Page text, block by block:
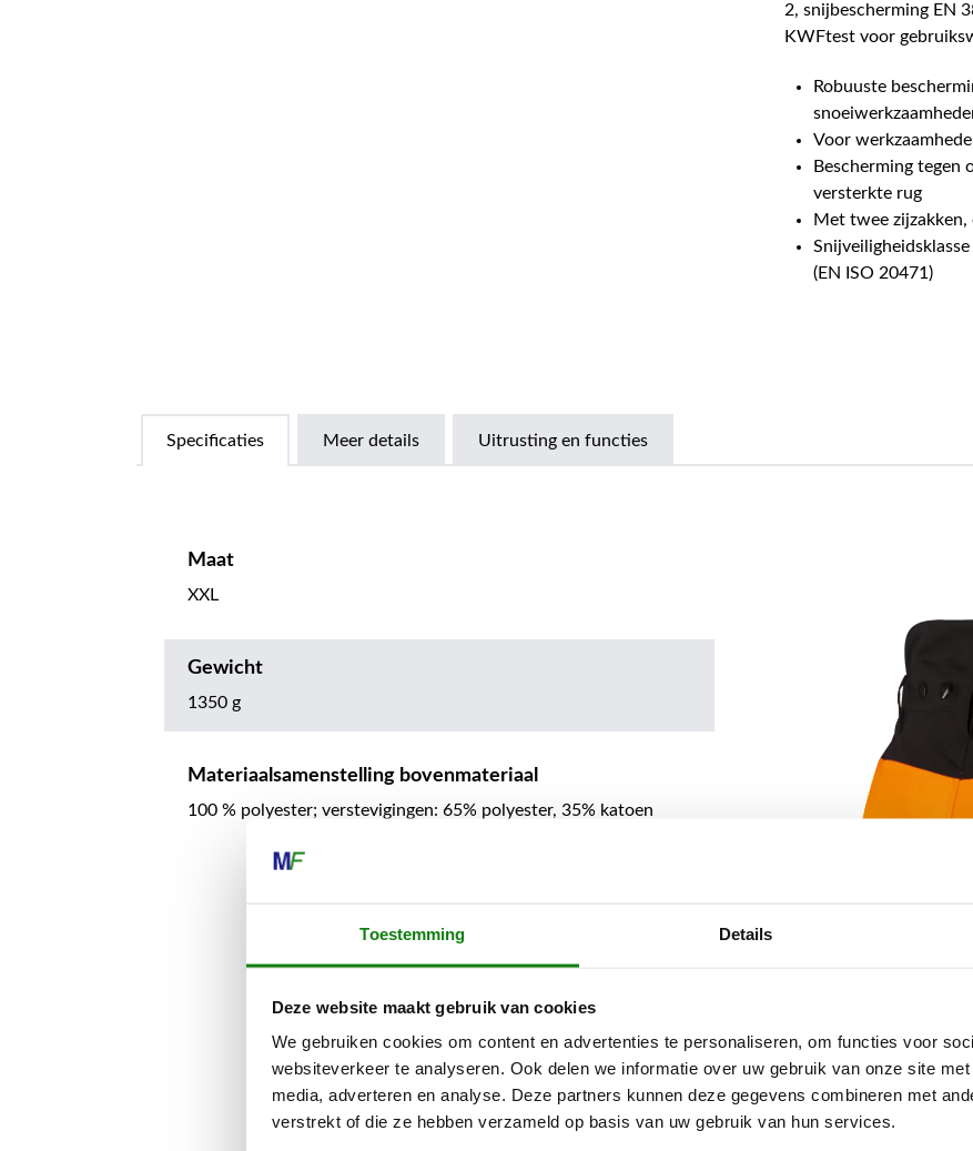
Toestemming Details
Deze website maakt gebruik van cookies
We gebruiken cookies om content en advertenties te personaliseren, om functies voor
websiteverkeer te analyseren. Ook delen we informatie over uw gebruik van onze site
media, adverteren en analyse. Deze partners kunnen deze gegevens combineren met
verstrekt of die ze hebben verzameld op basis van uw gebruik van hun services.
2, snijbescherming EN
KWFtest voor
Robuuste
Voor
Bescherming tegen
versterkte rug
Met twee zijzakken,
(EN ISO 20471)
Specificaties Meer details Uitrusting en functies
Maat
XXL
Gewicht
1350 g
Materiaalsamenstelling bovenmateriaal
100 % polyester; verstevigingen: 65% polyester, 35% katoen